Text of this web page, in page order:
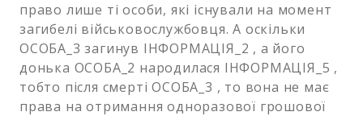
право лише ті особи, які існували на момент
загибелі військовослужбовця. А оскільки
ОСОБА_3 загинув ІНФОРМАЦІЯ_2 , а його
донька ОСОБА_2 народилася ІНФОРМАЦІЯ_5 ,
тобто після смерті ОСОБА_3 , то вона не має
права на отримання одноразової грошової